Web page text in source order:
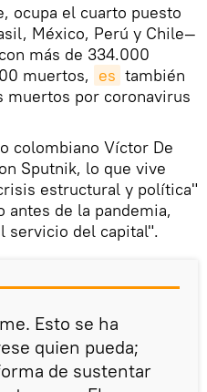
ocupa el cuarto puesto
México, Perú y Chile—
más de 334.000
muertos, es también
muertos por coronavirus
colombiano Víctor De
Sputnik, lo que vive
estructural y política"
antes de la pandemia,
servicio del capital".
Esto se ha
quien pueda;
de sustentar